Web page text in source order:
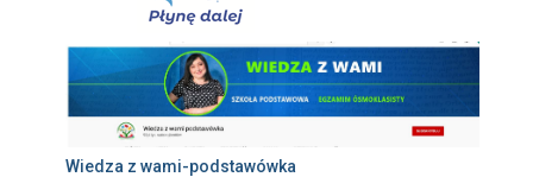
Wiedza z wami-podstawówka